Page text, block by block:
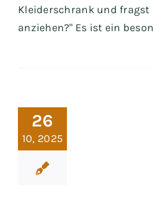
Kleiderschrank und fragst
anziehen?" Es ist ein
26
10, 2025
für dein
Tipps